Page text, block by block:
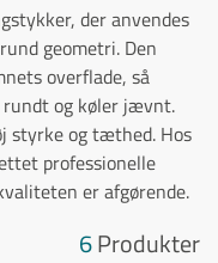
der anvendes
geometri. Den
overflade, så
og køler jævnt.
styrke og tæthed. Hos
professionelle
er afgørende.
6Produkter